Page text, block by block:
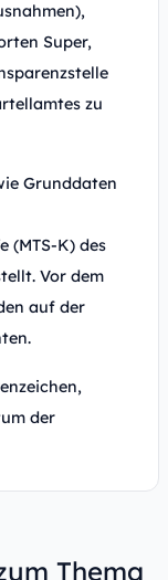
Super,
zu
Grunddaten
(MTS-K) des
Vor dem
auf der
der
Thema